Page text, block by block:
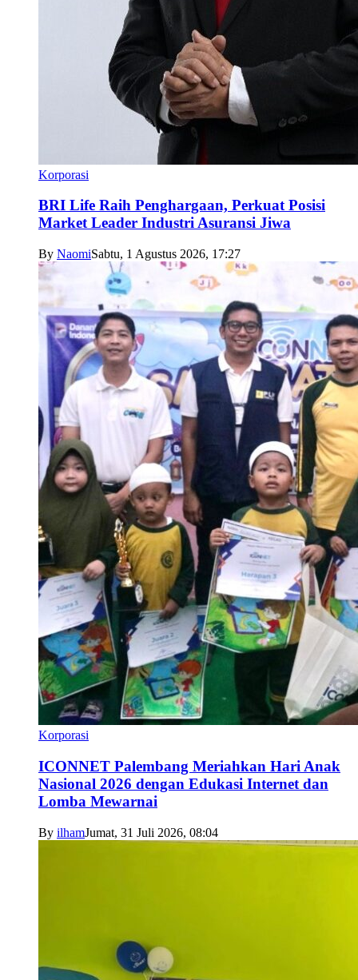
Korporasi
BRI Life Raih Penghargaan, Perkuat Posisi
Market Leader Industri Asuransi Jiwa
By NaomiSabtu, 1 Agustus 2026, 17:27
Korporasi
ICONNET Palembang Meriahkan Hari Anak
Nasional 2026 dengan Edukasi Internet dan
Lomba Mewarnai
By ilhamJumat, 31 Juli 2026, 08:04